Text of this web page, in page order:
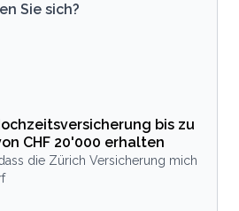
Sie sich?
bis zu
CHF 20'000 erhalten
die Zürich Versicherung mich